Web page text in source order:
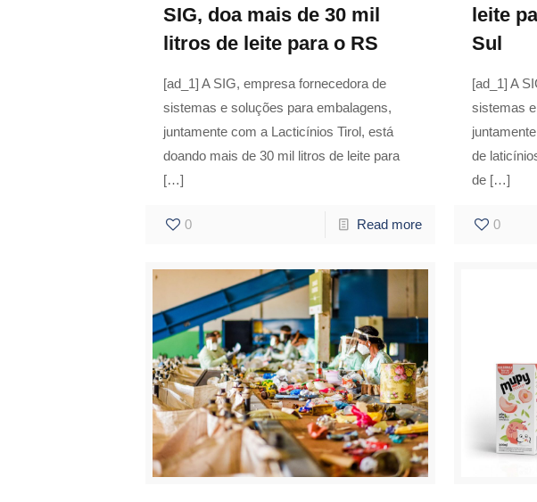
SIG, doa mais de 30 mil
litros de leite para o RS
[ad_1] A SIG, empresa fornecedora de
sistemas e soluções para embalagens,
juntamente com a Lacticínios Tirol, está
doando mais de 30 mil litros de leite para
[…]
0 Read more
leite
Sul
[ad_1] A
sistemas
de
de […]
0